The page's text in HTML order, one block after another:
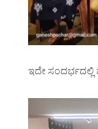
ಇದೇ ಸಂದರ್ಭದಲ್ಲಿ